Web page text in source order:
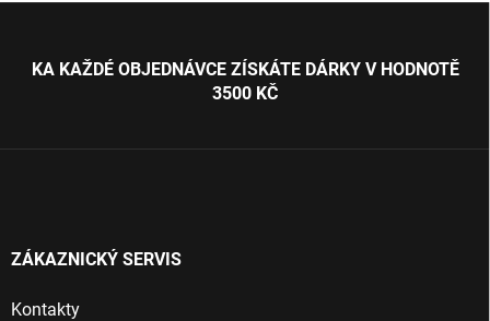
KA KAŽDÉ OBJEDNÁVCE ZÍSKÁTE DÁRKY V HODNOTĚ
3500 KČ
ZÁKAZNICKÝ SERVIS
Kontakty